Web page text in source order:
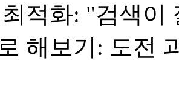
적화: "검색이
해보기: 도전